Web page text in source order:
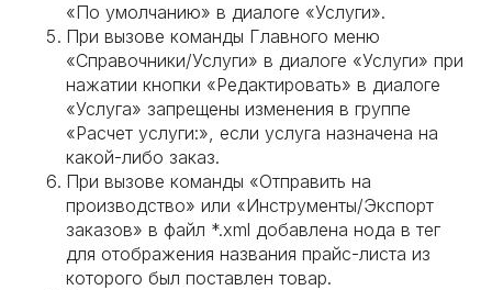
«По умолчанию» в диалоге «Услуги».
При вызове команды Главного меню
«Справочники/Услуги» в диалоге «Услуги» при
нажатии кнопки «Редактировать» в диалоге
«Услуга» запрещены изменения в группе
«Расчет услуги:», если услуга назначена на
какой-либо заказ.
При вызове команды «Отправить на
производство» или «Инструменты/Экспорт
заказов» в файл *.xml добавлена нода в тег
для отображения названия прайс-листа из
которого был поставлен товар.